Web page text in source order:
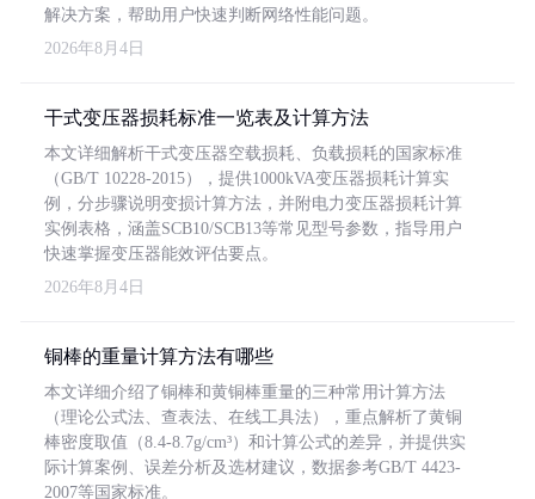
解决方案，帮助用户快速判断网络性能问题。
2026年8月4日
干式变压器损耗标准一览表及计算方法
本文详细解析干式变压器空载损耗、负载损耗的国家标准
（GB/T 10228-2015），提供1000kVA变压器损耗计算实
例，分步骤说明变损计算方法，并附电力变压器损耗计算
实例表格，涵盖SCB10/SCB13等常见型号参数，指导用户
快速掌握变压器能效评估要点。
2026年8月4日
铜棒的重量计算方法有哪些
本文详细介绍了铜棒和黄铜棒重量的三种常用计算方法
（理论公式法、查表法、在线工具法），重点解析了黄铜
棒密度取值（8.4-8.7g/cm³）和计算公式的差异，并提供实
际计算案例、误差分析及选材建议，数据参考GB/T 4423-
2007等国家标准。